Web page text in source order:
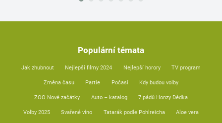
Populární témata
Jak zhubnout Nejlepší filmy 2024 Nejlepší horory TV program
Změna času Partie Počasí Kdy budou volby
ZOO Nové začátky Auto – katalog 7 pádů Honzy Dědka
Volby 2025 Svařené víno Tatarák podle Pohlreicha Aloe vera